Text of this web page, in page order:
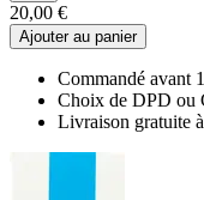
20,00 €
Ajouter au panier
Commandé avant
Choix de DPD ou
Livraison gratuite